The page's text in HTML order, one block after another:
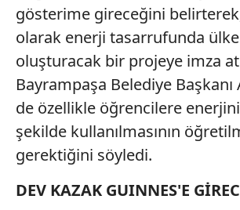
gösterime gireceğini
olarak enerji tasarrufunda
oluşturacak bir projeye imza
Bayrampaşa Belediye Başkanı
de özellikle öğrencilere
şekilde kullanılmasının
gerektiğini söyledi.
DEV KAZAK GUINNES'E